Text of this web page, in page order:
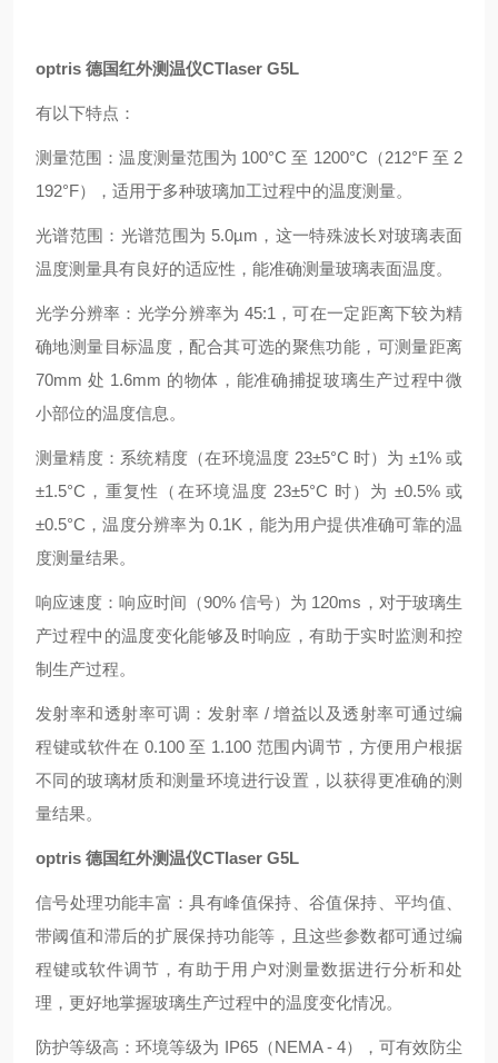
optris 德国红外测温仪CTlaser G5L
有以下特点：
测量范围：温度测量范围为 100°C 至 1200°C（212°F 至 2
192°F），适用于多种玻璃加工过程中的温度测量。
光谱范围：光谱范围为 5.0µm，这一特殊波长对玻璃表面
温度测量具有良好的适应性，能准确测量玻璃表面温度。
光学分辨率：光学分辨率为 45:1，可在一定距离下较为精
确地测量目标温度，配合其可选的聚焦功能，可测量距离
70mm 处 1.6mm 的物体，能准确捕捉玻璃生产过程中微
小部位的温度信息。
测量精度：系统精度（在环境温度 23±5°C 时）为 ±1% 或
±1.5°C，重复性（在环境温度 23±5°C 时）为 ±0.5% 或
±0.5°C，温度分辨率为 0.1K，能为用户提供准确可靠的温
度测量结果。
响应速度：响应时间（90% 信号）为 120ms，对于玻璃生
产过程中的温度变化能够及时响应，有助于实时监测和控
制生产过程。
发射率和透射率可调：发射率 / 增益以及透射率可通过编
程键或软件在 0.100 至 1.100 范围内调节，方便用户根据
不同的玻璃材质和测量环境进行设置，以获得更准确的测
量结果。
optris 德国红外测温仪CTlaser G5L
信号处理功能丰富：具有峰值保持、谷值保持、平均值、
带阈值和滞后的扩展保持功能等，且这些参数都可通过编
程键或软件调节，有助于用户对测量数据进行分析和处
理，更好地掌握玻璃生产过程中的温度变化情况。
防护等级高：环境等级为 IP65（NEMA - 4），可有效防尘